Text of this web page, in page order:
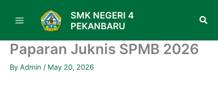
SMK NEGERI 4
PEKANBARU
Paparan Juknis SPMB 2026
By Admin / May 20, 2026